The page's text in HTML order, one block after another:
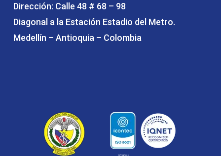
Dirección: Calle 48 # 68 – 98
Diagonal a la Estación Estadio del Metro.
Medellín – Antioquia – Colombia